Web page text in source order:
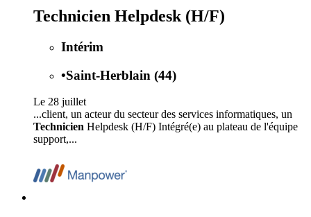
Technicien Helpdesk (H/F)
Intérim
•Saint-Herblain (44)
Le 28 juillet
...client, un acteur du secteur des services informatiques, un
Technicien Helpdesk (H/F) Intégré(e) au plateau de l'équipe
support,...